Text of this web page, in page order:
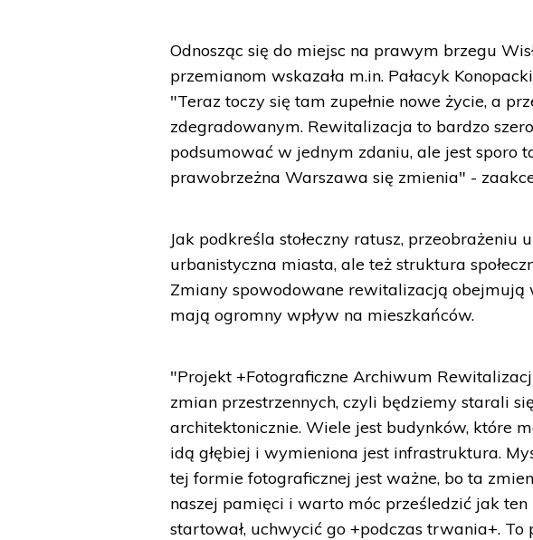
Odnosząc się do miejsc na prawym brzegu
przemianom wskazała m.in. Pałacyk
"Teraz toczy się tam zupełnie nowe życie, a
zdegradowanym. Rewitalizacja to bardzo
podsumować w jednym zdaniu, ale jest sporo
prawobrzeżna Warszawa się zmienia" -
Jak podkreśla stołeczny ratusz,
urbanistyczna miasta, ale też struktura
Zmiany spowodowane rewitalizacją obejmują
mają ogromny wpływ na mieszkańców.
"Projekt +Fotograficzne Archiwum
zmian przestrzennych, czyli będziemy starali
architektonicznie. Wiele jest budynków, które
idą głębiej i wymieniona jest infrastruktura.
tej formie fotograficznej jest ważne, bo ta
naszej pamięci i warto móc prześledzić jak ten
startował, uchwycić go +podczas trwania+.